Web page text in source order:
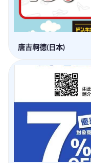
唐吉軻德(日本)